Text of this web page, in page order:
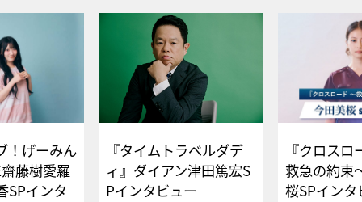
！げーみん
藤樹愛羅
SPインタ
『タイムトラベルダデ
ィ』ダイアン津田篤宏S
Pインタビュー
『クロス
救急の約束
桜SPイ